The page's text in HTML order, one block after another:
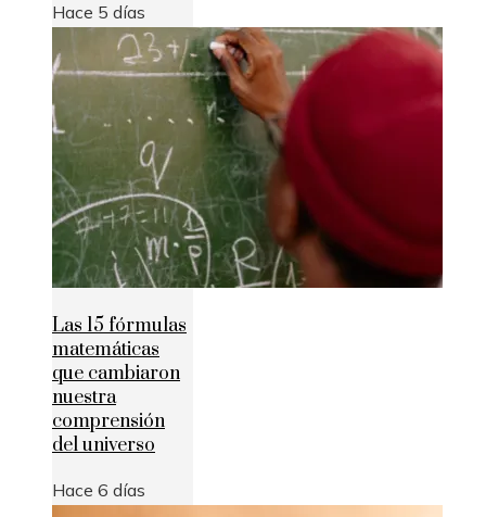
Hace 5 días
Las 15 fórmulas
matemáticas
que cambiaron
nuestra
comprensión
del universo
Hace 6 días